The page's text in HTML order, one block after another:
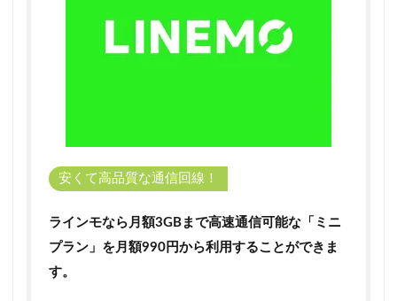
安くて高品質な通信回線！
ラインモなら月額3GBまで高速通信可能な「ミニ
プラン」を月額990円から利用することができま
す。